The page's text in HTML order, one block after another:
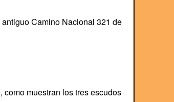
Camino Nacional 321 de
muestran los tres escudos